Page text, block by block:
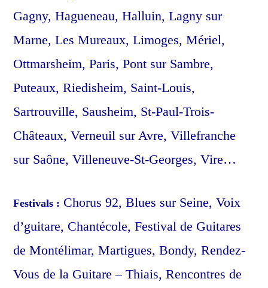
Gagny, Hagueneau, Halluin, Lagny sur
Marne, Les Mureaux, Limoges, Mériel,
Ottmarsheim, Paris, Pont sur Sambre,
Puteaux, Riedisheim, Saint-Louis,
Sartrouville, Sausheim, St-Paul-Trois-
Châteaux, Verneuil sur Avre, Villefranche
sur Saône, Villeneuve-St-Georges, Vire…
Festivals : Chorus 92, Blues sur Seine, Voix
d’guitare, Chantécole, Festival de Guitares
de Montélimar, Martigues, Bondy, Rendez-
Vous de la Guitare – Thiais, Rencontres de